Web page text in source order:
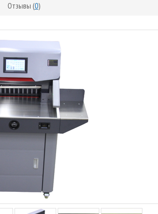
Отзывы (0)